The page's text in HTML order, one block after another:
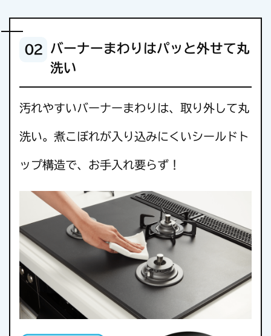
02
バーナーまわりはパッと外せて丸
洗い
汚れやすいバーナーまわりは、取り外して丸
洗い。煮こぼれが入り込みにくいシールドト
ップ構造で、お手入れ要らず！